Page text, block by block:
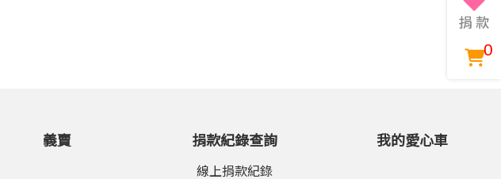
義賣 捐款紀錄查詢
線上捐款紀錄
我的愛心車
0